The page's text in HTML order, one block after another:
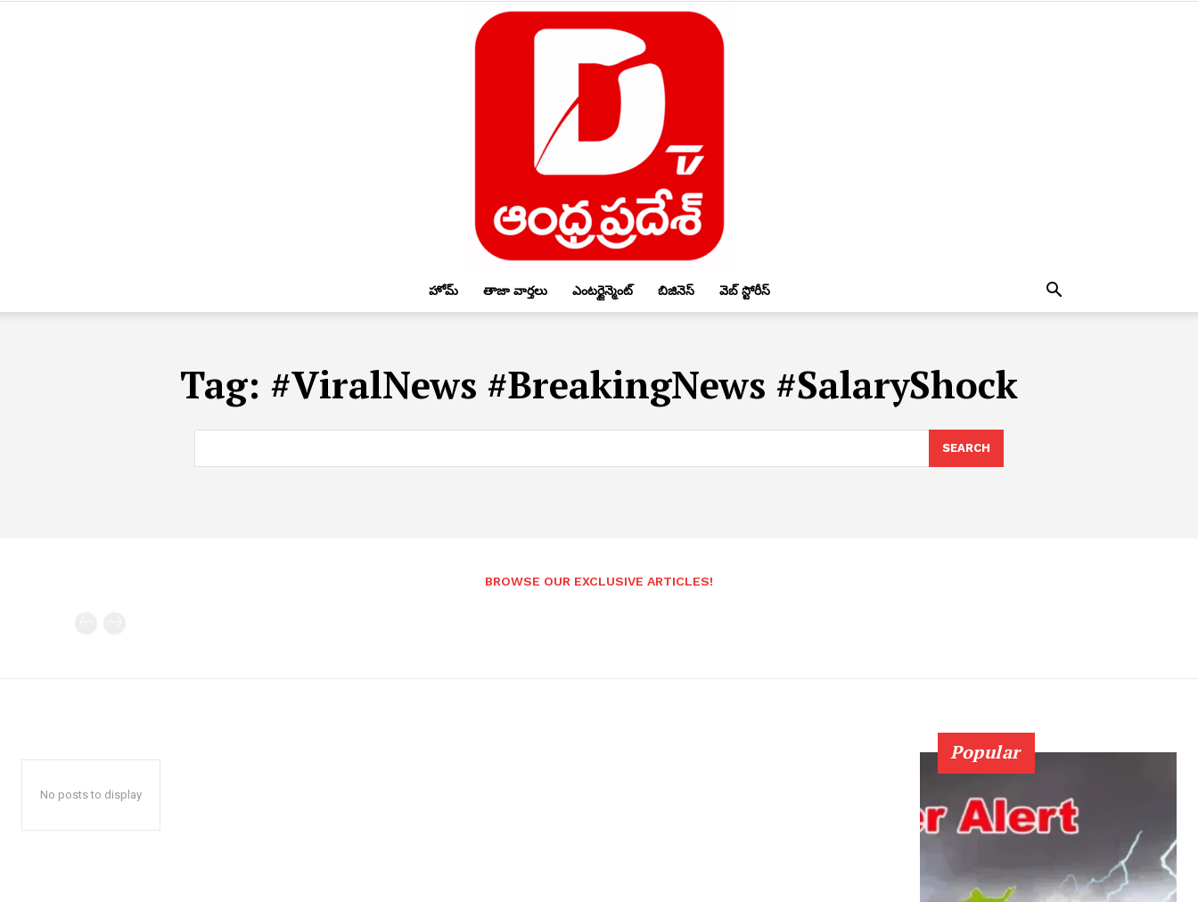
హోమ్ తాజా వార్తలు ఎంటర్టైన్మెంట్ బిజినెస్ వెబ్ స్టోరీస్
Tag: #ViralNews #BreakingNews #SalaryShock
SEARCH
BROWSE OUR EXCLUSIVE ARTICLES!
No posts to display
Popular